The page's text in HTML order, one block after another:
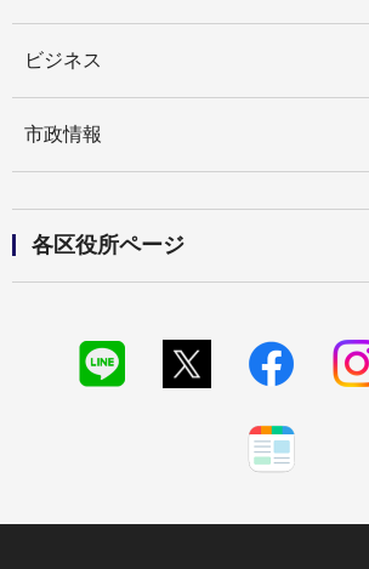
ビジネス
市政情報
各区役所ページ